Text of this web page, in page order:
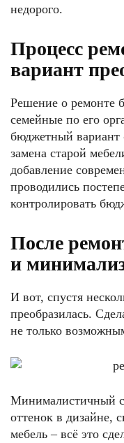
недорого.
Процесс
вариант
Решение о ремонте
семейные по его
бюджетный вариант
замена старой
добавление
проводились
контролировать
После
и
И вот, спустя
преобразилась.
не только
Минималистичный
оттенок в дизайне,
мебель – всё это